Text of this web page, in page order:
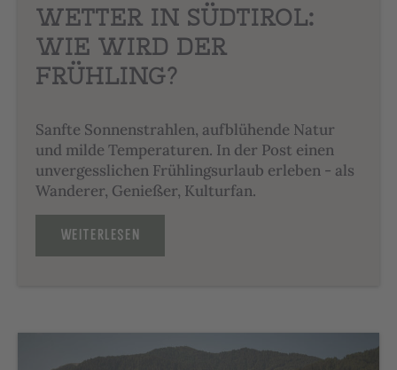
WETTER IN SÜDTIROL:
WIE WIRD DER
FRÜHLING?
Sanfte Sonnenstrahlen, aufblühende Natur
und milde Temperaturen. In der Post einen
unvergesslichen Frühlingsurlaub erleben - als
Wanderer, Genießer, Kulturfan.
WEITERLESEN